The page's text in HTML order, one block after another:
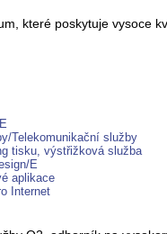
které poskytuje vysoce
Telekomunikační služby
tisku, výstřižková služba
E
aplikace
Internet